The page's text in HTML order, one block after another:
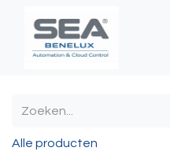
Alle producten